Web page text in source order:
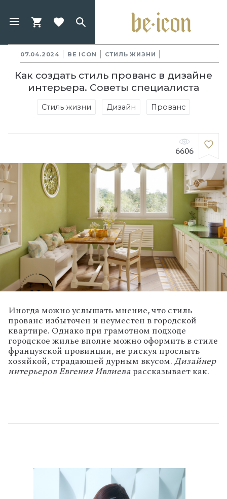
07.04.2024 BE ICON СТИЛЬ ЖИЗНИ
Как создать стиль прованс в дизайне
интерьера. Советы специалиста
Стиль жизни Дизайн Прованс
6606
Иногда можно услышать мнение, что стиль
прованс избыточен и неуместен в городской
квартире. Однако при грамотном подходе
городское жилье вполне можно оформить в стиле
французской провинции, не рискуя прослыть
хозяйкой, страдающей дурным вкусом.Дизайнер
интерьеров Евгения Ивлиеварассказывает как.